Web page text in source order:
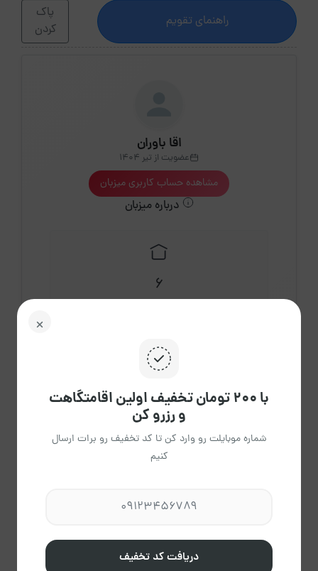
راهنمای تقویم
پاک
کردن
اقا باوران
عضویت از تیر 1404
مشاهده حساب کاربری میزبان
درباره میزبان
6
3 دقیقه
میانگین پاسخ
تایید رزرو
با ۲۰۰ تومان تخفیف اولین اقامتگاهت
و رزرو کن
شماره موبایلت رو وارد کن تا کد تخفیف رو برات ارسال
کنیم
دریافت کد تخفیف